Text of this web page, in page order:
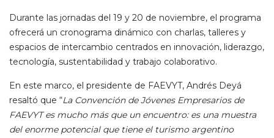
Durante las jornadas del 19 y 20 de noviembre, el programa
ofrecerá un cronograma dinámico con charlas, talleres y
espacios de intercambio centrados en innovación, liderazgo,
tecnología, sustentabilidad y trabajo colaborativo.
En este marco, el presidente de FAEVYT, Andrés Deyá
resaltó que “La Convención de Jóvenes Empresarios de
FAEVYT es mucho más que un encuentro: es una muestra
del enorme potencial que tiene el turismo argentino